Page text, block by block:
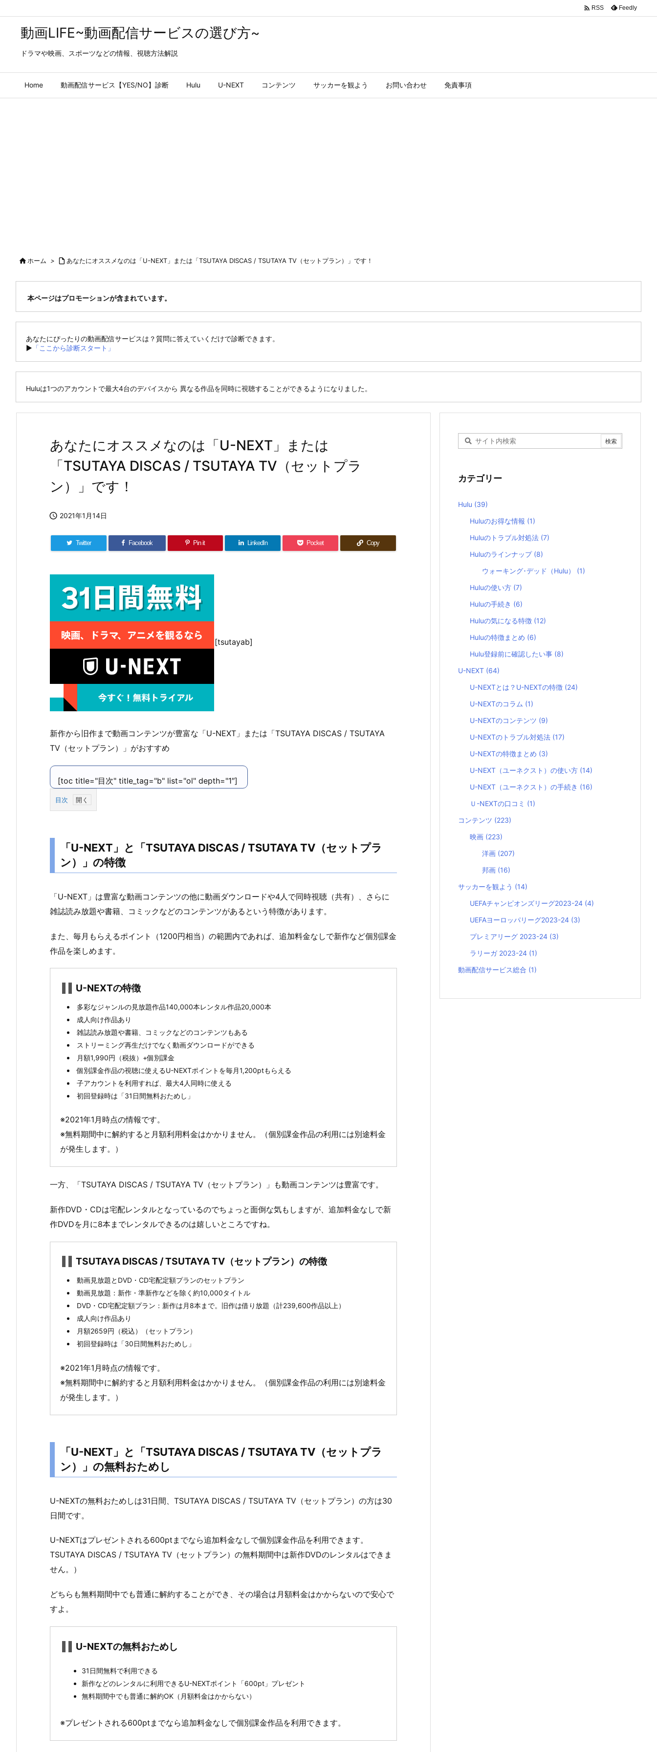
動画LIFE~動画配信サービスの選び方~
ドラマや映画、スポーツなどの情報、視聴方法解説
Home 動画配信サービス【YES/NO】診断 Hulu U-NEXT コンテンツ サッカーを観よう お問い合わせ 免責事項
 RSS Feedly
ホーム >  あなたにオススメなのは「U-NEXT」または「TSUTAYA DISCAS / TSUTAYA TV（セットプラン）」です！
本ページはプロモーションが含まれています。
あなたにぴったりの動画配信サービスは？質問に答えていくだけで診断できます。
► 「ここから診断スタート」
Huluは1つのアカウントで最大4台のデバイスから 異なる作品を同時に視聴することができるようになりました。
あなたにオススメなのは「U-NEXT」または
「TSUTAYA DISCAS / TSUTAYA TV（セットプラ
ン）」です！
 2021年1月14日
Twitter Facebook Pin it LinkedIn Pocket Copy
[tsutayab]
新作から旧作まで動画コンテンツが豊富な「U-NEXT」または「TSUTAYA DISCAS / TSUTAYA
TV（セットプラン）」がおすすめ
[toc title="目次" title_tag="b" list="ol" depth="1″]
目次
1.
E
と
「T
U
T
U
T
Y
A
T
（セ
ッ
プ
ラ
の
特
徴
X
T」
T
A
A
D
S
C
A
S
U
T
A
（セ
ト
「U-NEXT」と「TSUTAYA DISCAS / TSUTAYA TV（セットプラ
ン）」の特徴
「U-NEXT」は豊富な動画コンテンツの他に動画ダウンロードや4人で同時視聴（共有）、さらに
雑誌読み放題や書籍、コミックなどのコンテンツがあるという特徴があります。
また、毎月もらえるポイント（1200円相当）の範囲内であれば、追加料金なしで新作など個別課金
作品を楽しめます。
U-NEXTの特徴
多彩なジャンルの見放題作品140,000本レンタル作品20,000本
成人向け作品あり
雑誌読み放題や書籍、コミックなどのコンテンツもある
ストリーミング再生だけでなく動画ダウンロードができる
月額1,990円（税抜）+個別課金
個別課金作品の視聴に使えるU-NEXTポイントを毎月1,200ptもらえる
子アカウントを利用すれば、最大4人同時に使える
初回登録時は「31日間無料おためし」
※2021年1月時点の情報です。
※無料期間中に解約すると月額利用料金はかかりません。（個別課金作品の利用には別途料金
が発生します。）
一方、「TSUTAYA DISCAS / TSUTAYA TV（セットプラン）」も動画コンテンツは豊富です。
新作DVD・CDは宅配レンタルとなっているのでちょっと面倒な気もしますが、追加料金なしで新
作DVDを月に8本までレンタルできるのは嬉しいところですね。
TSUTAYA DISCAS / TSUTAYA TV（セットプラン）の特徴
動画見放題とDVD・CD宅配定額プランのセットプラン
動画見放題：新作・準新作などを除く約10,000タイトル
DVD・CD宅配定額プラン：新作は月8本まで。旧作は借り放題（計239,600作品以上）
成人向け作品あり
月額2659円（税込）（セットプラン）
初回登録時は「30日間無料おためし」
※2021年1月時点の情報です。
※無料期間中に解約すると月額利用料金はかかりません。（個別課金作品の利用には別途料金
が発生します。）
「U-NEXT」と「TSUTAYA DISCAS / TSUTAYA TV（セットプラ
ン）」の無料おためし
U-NEXTの無料おためしは31日間、TSUTAYA DISCAS / TSUTAYA TV（セットプラン）の方は30
日間です。
U-NEXTはプレゼントされる600ptまでなら追加料金なしで個別課金作品を利用できます。
TSUTAYA DISCAS / TSUTAYA TV（セットプラン）の無料期間中は新作DVDのレンタルはできま
せん。）
どちらも無料期間中でも普通に解約することができ、その場合は月額料金はかからないので安心で
すよ。
U-NEXTの無料おためし
31日間無料で利用できる
新作などのレンタルに利用できるU-NEXTポイント「600pt」プレゼント
無料期間中でも普通に解約OK（月額料金はかからない）
※プレゼントされる600ptまでなら追加料金なしで個別課金作品を利用できます。
カテゴリー
Hulu (39)
Huluのお得な情報 (1)
Huluのトラブル対処法 (7)
Huluのラインナップ (8)
ウォーキング･デッド（Hulu） (1)
Huluの使い方 (7)
Huluの手続き (6)
Huluの気になる特徴 (12)
Huluの特徴まとめ (6)
Hulu登録前に確認したい事 (8)
U-NEXT (64)
U-NEXTとは？U-NEXTの特徴 (24)
U-NEXTのコラム (1)
U-NEXTのコンテンツ (9)
U-NEXTのトラブル対処法 (17)
U-NEXTの特徴まとめ (3)
U-NEXT（ユーネクスト）の使い方 (14)
U-NEXT（ユーネクスト）の手続き (16)
Ｕ-NEXTの口コミ (1)
コンテンツ (223)
映画 (223)
洋画 (207)
邦画 (16)
サッカーを観よう (14)
UEFAチャンピオンズリーグ2023-24 (4)
UEFAヨーロッパリーグ2023-24 (3)
プレミアリーグ 2023-24 (3)
ラリーガ 2023-24 (1)
動画配信サービス総合 (1)